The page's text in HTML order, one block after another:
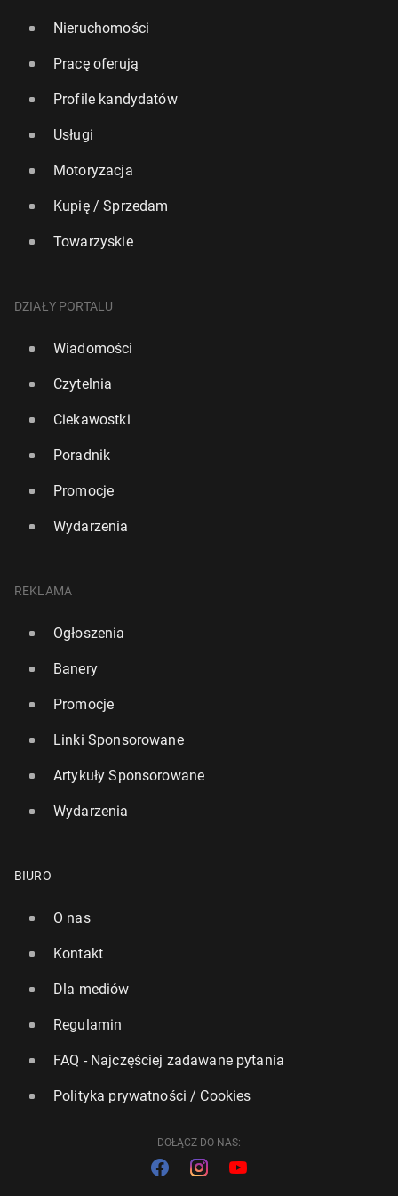
Nieruchomości
Pracę oferują
Profile kandydatów
Usługi
Motoryzacja
Kupię / Sprzedam
Towarzyskie
DZIAŁY PORTALU
Wiadomości
Czytelnia
Ciekawostki
Poradnik
Promocje
Wydarzenia
REKLAMA
Ogłoszenia
Banery
Promocje
Linki Sponsorowane
Artykuły Sponsorowane
Wydarzenia
BIURO
O nas
Kontakt
Dla mediów
Regulamin
FAQ - Najczęściej zadawane pytania
Polityka prywatności / Cookies
DOŁĄCZ DO NAS: